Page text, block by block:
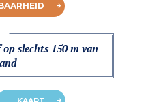
slechts 150 m van